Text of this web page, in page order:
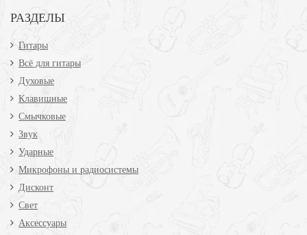
РАЗДЕЛЫ
Гитары
Всё для гитары
Духовые
Клавишные
Смычковые
Звук
Ударные
Микрофоны и радиосистемы
Дисконт
Свет
Аксессуары